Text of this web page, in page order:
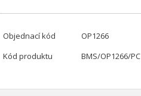
Objednací kód
OP1266
Kód produktu
BMS/OP1266/PC